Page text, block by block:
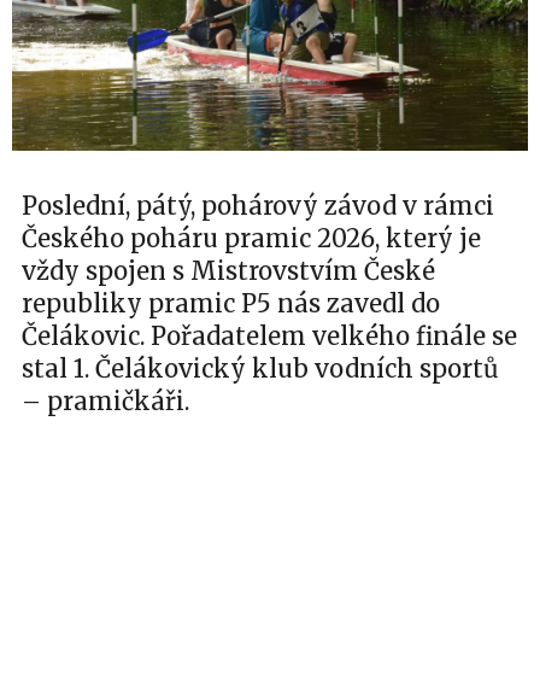
Poslední, pátý, pohárový závod v rámci
Českého poháru pramic 2026, který je
vždy spojen s Mistrovstvím České
republiky pramic P5 nás zavedl do
Čelákovic. Pořadatelem velkého finále se
stal 1. Čelákovický klub vodních sportů
– pramičkáři.